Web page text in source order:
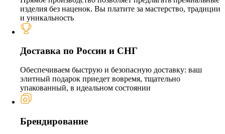
изделия без наценок. Вы платите за мастерство, традиции
и уникальность
Доставка по России и СНГ
Обеспечиваем быструю и безопасную доставку: ваш
элитный подарок приедет вовремя, тщательно
упакованный, в идеальном состоянии
Брендирование